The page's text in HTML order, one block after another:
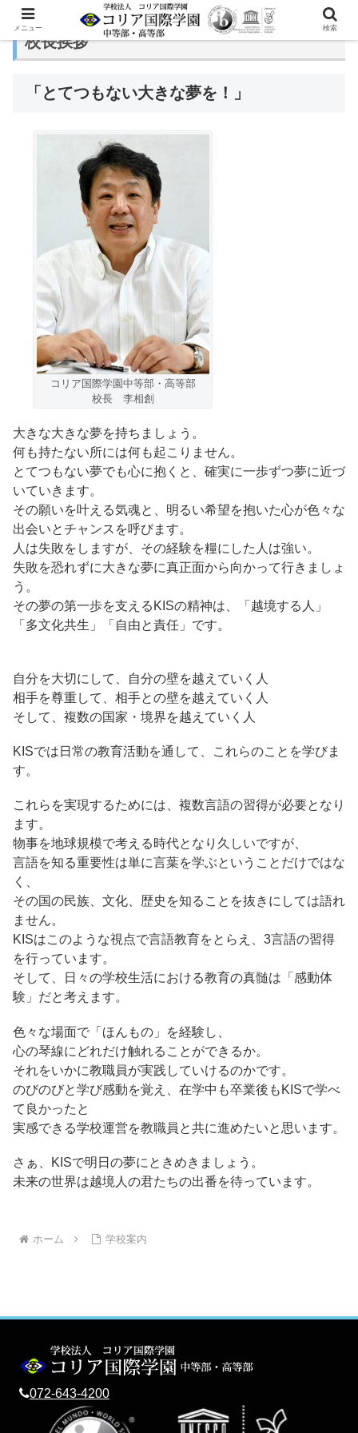
校長挨拶
「とてつもない大きな夢を！」
コリア国際学園中等部・高等部
校長 李相創
大きな大きな夢を持ちましょう。
何も持たない所には何も起こりません。
とてつもない夢でも心に抱くと、確実に一歩ずつ夢に近づ
いていきます。
その願いを叶える気魂と、明るい希望を抱いた心が色々な
出会いとチャンスを呼びます。
人は失敗をしますが、その経験を糧にした人は強い。
失敗を恐れずに大きな夢に真正面から向かって行きましょ
う。
その夢の第一歩を支えるKISの精神は、「越境する人」
「多文化共生」「自由と責任」です。
自分を大切にして、自分の壁を越えていく人
相手を尊重して、相手との壁を越えていく人
そして、複数の国家・境界を越えていく人
KISでは日常の教育活動を通して、これらのことを学びま
す。
これらを実現するためには、複数言語の習得が必要となり
ます。
物事を地球規模で考える時代となり久しいですが、
言語を知る重要性は単に言葉を学ぶということだけではな
く、
その国の民族、文化、歴史を知ることを抜きにしては語れ
ません。
KISはこのような視点で言語教育をとらえ、3言語の習得
を行っています。
そして、日々の学校生活における教育の真髄は「感動体
験」だと考えます。
色々な場面で「ほんもの」を経験し、
心の琴線にどれだけ触れることができるか。
それをいかに教職員が実践していけるのかです。
のびのびと学び感動を覚え、在学中も卒業後もKISで学べ
て良かったと
実感できる学校運営を教職員と共に進めたいと思います。
さぁ、KISで明日の夢にときめきましょう。
未来の世界は越境人の君たちの出番を待っています。
ホーム 学校案内
072-643-4200
メニュー 検索